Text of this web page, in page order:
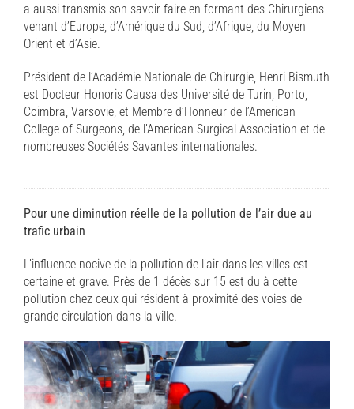
a aussi transmis son savoir-faire en formant des Chirurgiens
venant d’Europe, d’Amérique du Sud, d’Afrique, du Moyen
Orient et d’Asie.
Président de l’Académie Nationale de Chirurgie, Henri Bismuth
est Docteur Honoris Causa des Université de Turin, Porto,
Coimbra, Varsovie, et Membre d’Honneur de l’American
College of Surgeons, de l’American Surgical Association et de
nombreuses Sociétés Savantes internationales.
Pour une diminution réelle de la pollution de l’air due au
trafic urbain
L’influence nocive de la pollution de l’air dans les villes est
certaine et grave. Près de 1 décès sur 15 est du à cette
pollution chez ceux qui résident à proximité des voies de
grande circulation dans la ville.